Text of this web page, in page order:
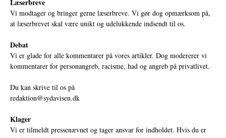
Læserbreve
Vi modtager og bringer gerne læserbreve. Vi gør dog opmærksom på,
at læserbrevet skal være unikt og udelukkende indsendt til os.
Debat
Vi er glade for alle kommentarer på vores artikler. Dog modererer vi
kommentarer for personangreb, racisme, had og angreb på privatlivet.
Du kan skrive til os på
redaktion@sydavisen.dk
Klager
Vi er tilmeldt pressenævnet og tager ansvar for indholdet. Hvis du er